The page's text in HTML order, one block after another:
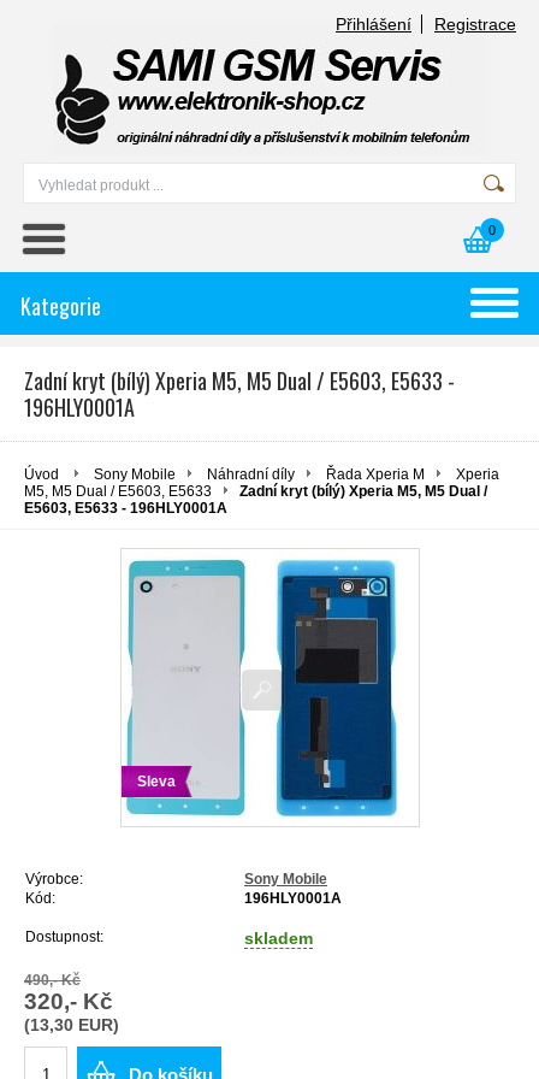
Přihlášení Registrace
0
Kategorie
Zadní kryt (bílý) Xperia M5, M5 Dual / E5603, E5633 -
196HLY0001A
Úvod Sony Mobile Náhradní díly Řada Xperia M
Xperia
M5, M5 Dual / E5603, E5633
Zadní kryt (bílý) Xperia M5, M5 Dual /
E5603, E5633 - 196HLY0001A
Sleva
Výrobce:
Sony Mobile
Kód:
196HLY0001A
Dostupnost: skladem
490,- Kč
320,- Kč
(13,30 EUR)
Do košíku